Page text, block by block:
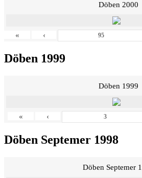
Döben 2000
« ‹
Döben 1999
Döben 1999
« ‹
Döben Septemer 1998
Döben Septemer